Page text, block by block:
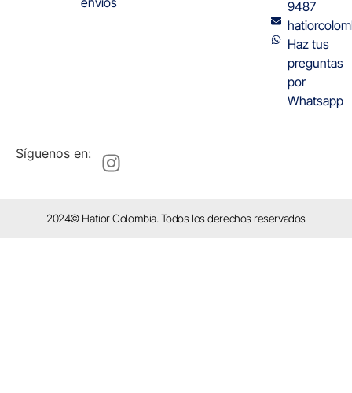
9487
Haz tus
preguntas
por
Whatsapp
Síguenos en:
2024© Hatior Colombia. Todos los derechos reservados